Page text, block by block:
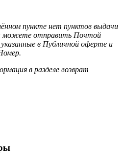
пункте нет пунктов выдачи
можете отправить Почтой
в Публичной оферте и
в разделе возврат